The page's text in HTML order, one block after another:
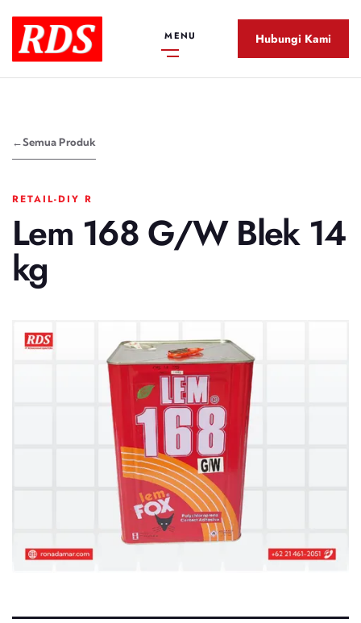
MENU Hubungi Kami
←Semua Produk
RETAIL-DIY R
Lem 168 G/W Blek 14
kg